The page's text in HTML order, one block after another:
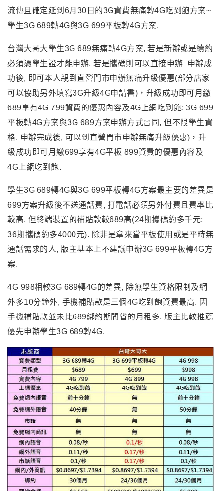
流傳且確定延到6月30日的3G資費無痛轉4G吃到飽方案~
學生3G 689轉4G與3G 699平板轉4G方案.
台灣大哥大學生3G 689無痛轉4G方案, 若是新辦或是續約
必須憑學生證才能申辦, 若是攜碼則可以直接申辦. 申辦成
功後, 即可本人親到直營門市申辦無痛升級優惠(部分店家
可以協助另外填寫3G升級4G申請書)，升級成功即可月繳
689享有4G 799資費的優惠內容及4G上網吃到飽; 3G 699
平板轉4G方案與3G 689方案申辦方式雷同, 但不限學生資
格. 申辦完成後, 可以到 直營門市申辦無痛升級優惠)，升
級成功即可月繳699享有4G平板 899資費的優惠內容及
4G上網吃到飽.
學生3G 689轉4G與3G 699平板轉4G方案最主要的差異是
699方案升級後不送通話費, 打電話必須另外付費且費率比
較高, 但終端裝置的補貼款較689高(24期攜碼約多千元;
36期攜碼約多4000元). 除非是拿來當平板使用或是平時無
通話需求的人, 版主基本上不建議申辦3G 699平板轉4G方
案.
4G 998相較3G 689轉4G的差異, 除無學生資格限制及網
外多10分鐘外, 手機補貼款是三個4G吃到飽資費最高. 因
手機補貼款並未比689綁約期間省的月租多, 版主比較推薦
優先申辦學生3G 689轉4G.